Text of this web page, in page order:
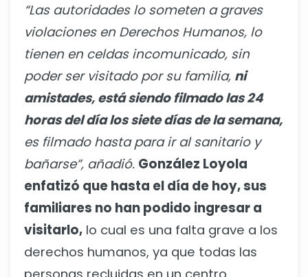
“Las autoridades lo someten a graves
violaciones en Derechos Humanos, lo
tienen en celdas incomunicado, sin
poder ser visitado por su familia, ni
amistades, está siendo filmado las 24
horas del día los siete días de la semana,
es filmado hasta para ir al sanitario y
bañarse”, añadió. González Loyola
enfatizó que hasta el día de hoy, sus
familiares no han podido ingresar a
visitarlo, lo cual es una falta grave a los
derechos humanos, ya que todas las